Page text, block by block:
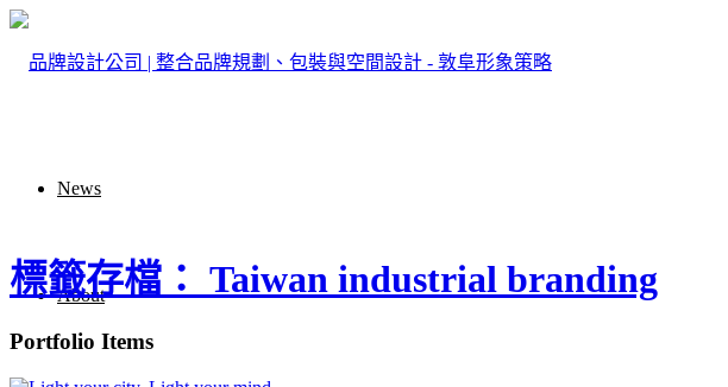
News
About
標籤存檔： Taiwan industrial branding
Portfolio Items